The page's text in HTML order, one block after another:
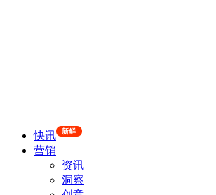
快讯 新鲜
营销
资讯
洞察